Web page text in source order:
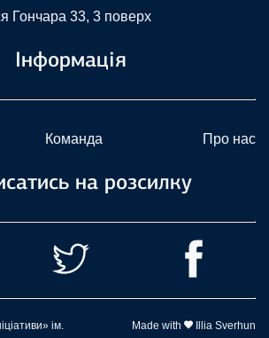
Гончара 33, 3 поверх
Інформація
Команда Про нас
на розсилку
ім.
Made with Illia Sverhun